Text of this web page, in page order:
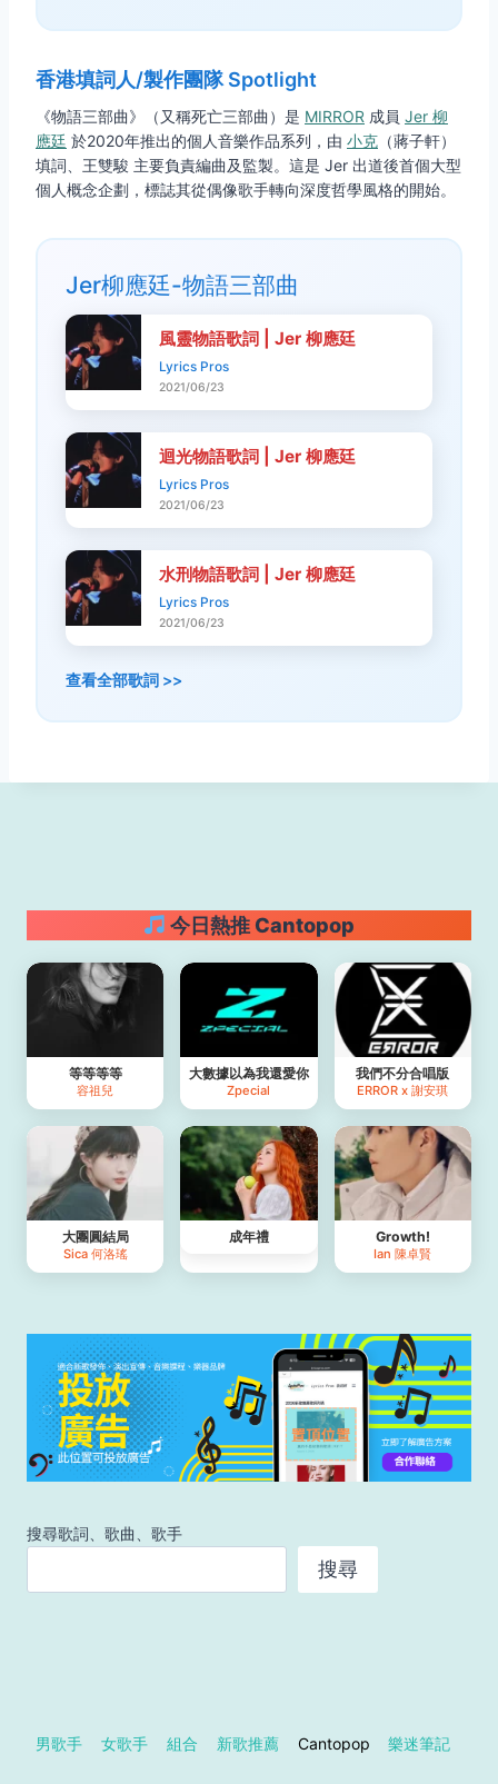
香港填詞人/製作團隊 Spotlight
《物語三部曲》（又稱死亡三部曲）是 MIRROR 成員 Jer 柳
應廷 於2020年推出的個人音樂作品系列，由 小克 （蔣子軒）
填詞、王雙駿 主要負責編曲及監製。這是 Jer 出道後首個大型
個人概念企劃，標誌其從偶像歌手轉向深度哲學風格的開始。
Jer柳應廷-物語三部曲
風靈物語歌詞 | Jer 柳應廷
Lyrics Pros
2021/06/23
迴光物語歌詞 | Jer 柳應廷
Lyrics Pros
2021/06/23
水刑物語歌詞 | Jer 柳應廷
Lyrics Pros
2021/06/23
查看全部歌詞 >>
今日熱推 Cantopop
等等等等
容祖兒
大數據以為我還愛你
Zpecial
我們不分合唱版
ERROR x 謝安琪
大團圓結局
Sica 何洛瑤
成年禮 Growth!
Ian 陳卓賢
搜尋歌詞、歌曲、歌手
搜尋
男歌手 女歌手 組合 新歌推薦 Cantopop 樂迷筆記